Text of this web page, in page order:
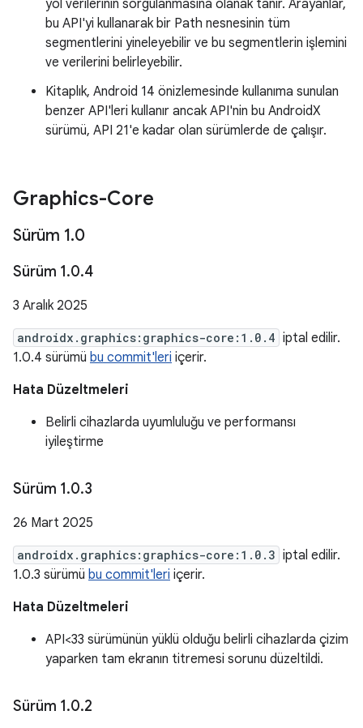
yol verilerinin sorgulanmasına olanak tanır. Arayanlar,
bu API'yi kullanarak bir Path nesnesinin tüm
segmentlerini yineleyebilir ve bu segmentlerin işlemini
ve verilerini belirleyebilir.
Kitaplık, Android 14 önizlemesinde kullanıma sunulan
benzer API'leri kullanır ancak API'nin bu AndroidX
sürümü, API 21'e kadar olan sürümlerde de çalışır.
Graphics-Core
Sürüm 1.0
Sürüm 1.0.4
3 Aralık 2025
androidx.graphics:graphics-core:1.0.4 iptal edilir.
1.0.4 sürümü bu commit'leri içerir.
Hata Düzeltmeleri
Belirli cihazlarda uyumluluğu ve performansı
iyileştirme
Sürüm 1.0.3
26 Mart 2025
androidx.graphics:graphics-core:1.0.3 iptal edilir.
1.0.3 sürümü bu commit'leri içerir.
Hata Düzeltmeleri
API<33 sürümünün yüklü olduğu belirli cihazlarda çizim
yaparken tam ekranın titremesi sorunu düzeltildi.
Sürüm 1.0.2